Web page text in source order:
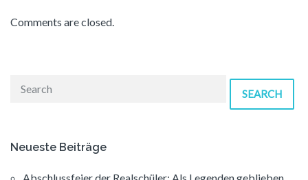
Comments are closed.
SEARCH
Neueste Beiträge
Abschlussfeier der Realschüler: Als Legenden geblieben